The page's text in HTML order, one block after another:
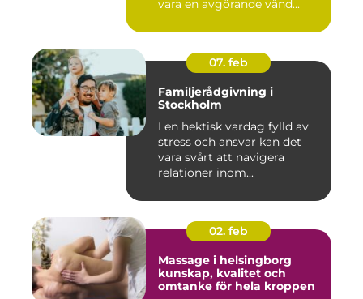
vara en avgörande vänd...
07. feb
Familjerådgivning i
Stockholm
I en hektisk vardag fylld av
stress och ansvar kan det
vara svårt att navigera
relationer inom...
02. feb
Massage i helsingborg
kunskap, kvalitet och
omtanke för hela kroppen